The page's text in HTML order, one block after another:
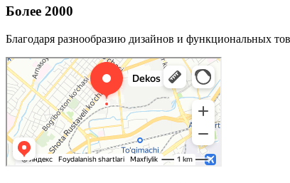
Более 2000
Благодаря разнообразию дизайнов и функциональных